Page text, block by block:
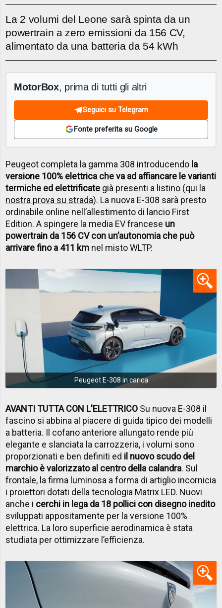
La 2 volumi del Leone sarà spinta da un
powertrain a zero emissioni da 156 CV,
alimentato da una batteria da 54 kWh
MotorBox, prima di tutti gli altri
Seguici su Telegram
Fonte preferita su Google
Peugeot completa la gamma 308 introducendo la
versione 100% elettrica che va ad affiancare le varianti
termiche ed elettrificate già presenti a listino (qui la
nostra prova su strada). La nuova E-308 sarà presto
ordinabile online nell’allestimento di lancio First
Edition. A spingere la media EV francese un
powertrain da 156 CV con un’autonomia che può
arrivare fino a 411 km nel misto WLTP.
Peugeot E-308 in carica
AVANTI TUTTA CON L'ELETTRICO Su nuova E-308 il
fascino si abbina al piacere di guida tipico dei modelli
a batteria. Il cofano anteriore allungato rende più
elegante e slanciata la carrozzeria, i volumi sono
proporzionati e ben definiti ed il nuovo scudo del
marchio è valorizzato al centro della calandra. Sul
frontale, la firma luminosa a forma di artiglio incornicia
i proiettori dotati della tecnologia Matrix LED. Nuovi
anche i cerchi in lega da 18 pollici con disegno inedito
sviluppati appositamente per la versione 100%
elettrica. La loro superficie aerodinamica è stata
studiata per ottimizzare l’efficienza.